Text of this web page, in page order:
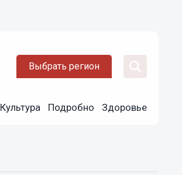
Выбрать регион
Культура Подробно Здоровье